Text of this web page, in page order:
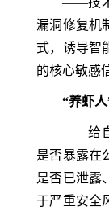
漏洞修复机
式，诱导智
的核心敏感
“养虾
——给自
是否暴露在
是否已泄露
于严重安全